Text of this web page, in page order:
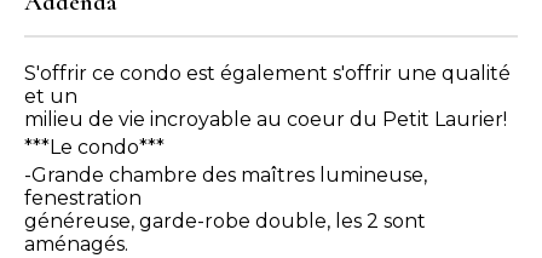
S'offrir ce condo est également s'offrir une qualité
et un
milieu de vie incroyable au coeur du Petit Laurier!
***Le condo***
-Grande chambre des maîtres lumineuse,
fenestration
généreuse, garde-robe double, les 2 sont
aménagés.